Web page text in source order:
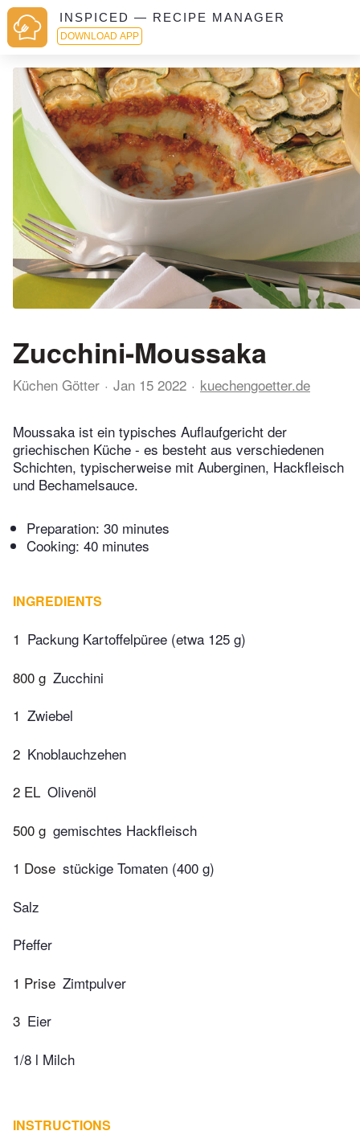
INSPICED — RECIPE MANAGER
DOWNLOAD APP
Zucchini-Moussaka
Küchen Götter Jan 15 2022 kuechengoetter.de
Moussaka ist ein typisches Auflaufgericht der
griechischen Küche - es besteht aus verschiedenen
Schichten, typischerweise mit Auberginen, Hackfleisch
und Bechamelsauce.
Preparation: 30 minutes
Cooking: 40 minutes
INGREDIENTS
1 Packung Kartoffelpüree (etwa 125 g)
800 g Zucchini
1 Zwiebel
2 Knoblauchzehen
2 EL Olivenöl
500 g gemischtes Hackfleisch
1 Dose stückige Tomaten (400 g)
Salz
Pfeffer
1 Prise Zimtpulver
3 Eier
1/8 l Milch
INSTRUCTIONS